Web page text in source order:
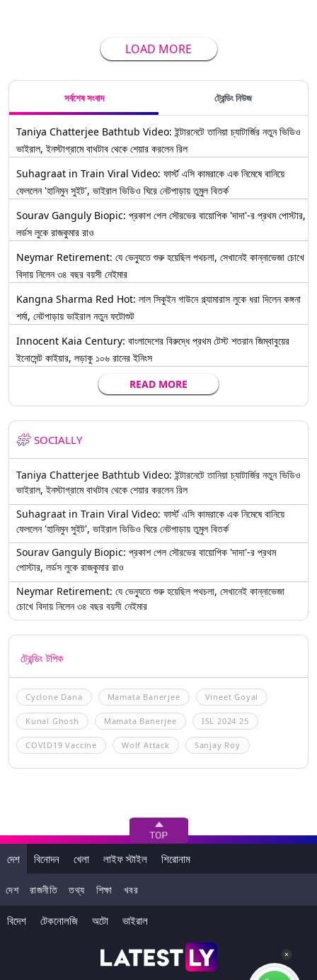
LOAD MORE
সর্বশেষ সংবাদ ট্রেন্ডিং নিউজ
Taniya Chatterjee Bathtub Video: ইন্টারনেটে তানিয়া চ্যাটার্জির নতুন ভিডিও
ভাইরাল, ইনস্টাগ্রামে বাথটাব থেকে শেয়ার করলেন রিল
Suhagraat in Train Viral Video: ফার্স্ট এসি কামরাকে এক নিমেষে বানিয়ে
ফেললেন 'হানিমুন সুইট', ভাইরাল ভিডিও ঘিরে নেটপাড়ায় তুমুল বিতর্ক
Sourav Ganguly Biopic: প্রকাশ পেল সৌরভের বায়োপিক 'দাদা'-র প্রথম পোস্টার,
লর্ডস লুকে রাজকুমার রাও
Neymar Retirement: যে ভেন্যুতে শুরু হয়েছিল পথচলা, সেখানেই কান্নাভেজা চোখে
বিদায় নিলেন ৩৪ বছর বয়সী নেইমার
Kangna Sharma Red Hot: লাল সিকুইন গাউনে গ্ল্যামারাস লুকে ধরা দিলেন কঙ্গনা
শর্মা, নেটপাড়ায় ভাইরাল নতুন ফটোশুট
Innocent Kaia Century: বাংলাদেশের বিরুদ্ধে প্রথম টেস্ট শতরান জিম্বাবুয়ের
ইনোসেন্ট কাইয়ার, লড়াকু ১০৬ রানের ইনিংস
READ MORE
SOCIALLY
Taniya Chatterjee Bathtub Video: ইন্টারনেটে তানিয়া চ্যাটার্জির নতুন ভিডিও
ভাইরাল, ইনস্টাগ্রামে বাথটাব থেকে শেয়ার করলেন রিল
Suhagraat in Train Viral Video: ফার্স্ট এসি কামরাকে এক নিমেষে বানিয়ে
ফেললেন 'হানিমুন সুইট', ভাইরাল ভিডিও ঘিরে নেটপাড়ায় তুমুল বিতর্ক
Sourav Ganguly Biopic: প্রকাশ পেল সৌরভের বায়োপিক 'দাদা'-র প্রথম
পোস্টার, লর্ডস লুকে রাজকুমার রাও
Neymar Retirement: যে ভেন্যুতে শুরু হয়েছিল পথচলা, সেখানেই কান্নাভেজা
চোখে বিদায় নিলেন ৩৪ বছর বয়সী নেইমার
ট্রেন্ডিং টপিক
Cyclone Dana Mamata Banerjee Vineet Goyal
Kunal Ghosh Mamata Banerjee ISL 2024 25
COVID19 Vaccine Wolf Attack Sanjay Roy
দেশ বিনোদন খেলা লাইফ স্টাইল শিরোনাম
দেশ রাজনীতি তথ্য শিক্ষা খবর
বিদেশ টেকনোলজি অটো ভাইরাল